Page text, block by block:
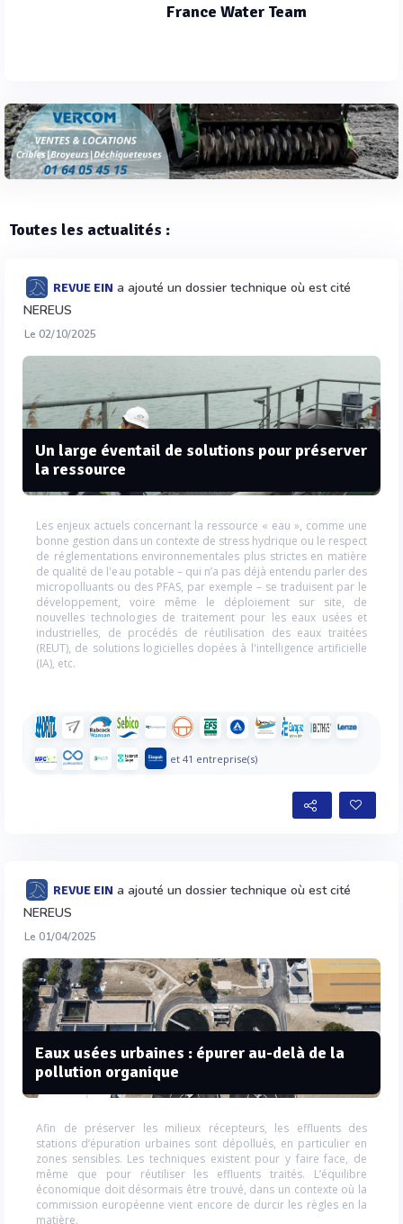
France Water Team
Toutes les actualités :
REVUE EIN a ajouté un dossier technique où est cité
NEREUS
Le 02/10/2025
Un large éventail de solutions pour préserver
la ressource
Les enjeux actuels concernant la ressource « eau », comme une
bonne gestion dans un contexte de stress hydrique ou le respect
de réglementations environnementales plus strictes en matière
de qualité de l'eau potable – qui n’a pas déjà entendu parler des
micropolluants ou des PFAS, par exemple – se traduisent par le
développement, voire même le déploiement sur site, de
nouvelles technologies de traitement pour les eaux usées et
industrielles, de procédés de réutilisation des eaux traitées
(REUT), de solutions logicielles dopées à l'intelligence artificielle
(IA), etc.
et 41 entreprise(s)
REVUE EIN a ajouté un dossier technique où est cité
NEREUS
Le 01/04/2025
Eaux usées urbaines : épurer au-delà de la
pollution organique
Afin de préserver les milieux récepteurs, les effluents des
stations d’épuration urbaines sont dépollués, en particulier en
zones sensibles. Les techniques existent pour y faire face, de
même que pour réutiliser les effluents traités. L’équilibre
économique doit désormais être trouvé, dans un contexte où la
commission européenne vient encore de durcir les règles en la
matière.